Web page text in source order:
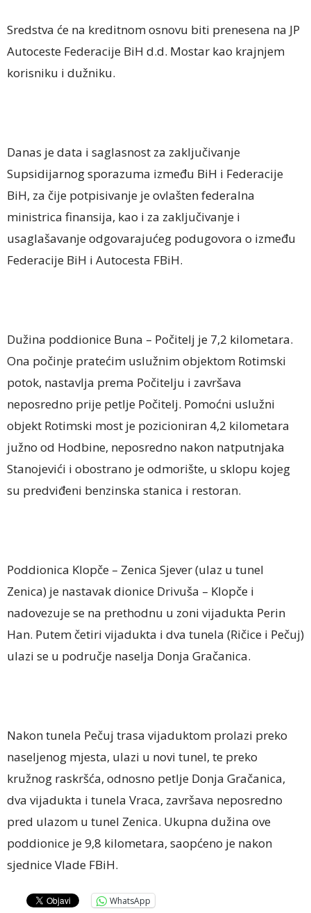
Sredstva će na kreditnom osnovu biti prenesena na JP
Autoceste Federacije BiH d.d. Mostar kao krajnjem
korisniku i dužniku.
Danas je data i saglasnost za zaključivanje
Supsidijarnog sporazuma između BiH i Federacije
BiH, za čije potpisivanje je ovlašten federalna
ministrica finansija, kao i za zaključivanje i
usaglašavanje odgovarajućeg podugovora o između
Federacije BiH i Autocesta FBiH.
Dužina poddionice Buna – Počitelj je 7,2 kilometara.
Ona počinje pratećim uslužnim objektom Rotimski
potok, nastavlja prema Počitelju i završava
neposredno prije petlje Počitelj. Pomoćni uslužni
objekt Rotimski most je pozicioniran 4,2 kilometara
južno od Hodbine, neposredno nakon natputnjaka
Stanojevići i obostrano je odmorište, u sklopu kojeg
su predviđeni benzinska stanica i restoran.
Poddionica Klopče – Zenica Sjever (ulaz u tunel
Zenica) je nastavak dionice Drivuša – Klopče i
nadovezuje se na prethodnu u zoni vijadukta Perin
Han. Putem četiri vijadukta i dva tunela (Ričice i Pečuj)
ulazi se u područje naselja Donja Gračanica.
Nakon tunela Pečuj trasa vijaduktom prolazi preko
naseljenog mjesta, ulazi u novi tunel, te preko
kružnog raskršća, odnosno petlje Donja Gračanica,
dva vijadukta i tunela Vraca, završava neposredno
pred ulazom u tunel Zenica. Ukupna dužina ove
poddionice je 9,8 kilometara, saopćeno je nakon
sjednice Vlade FBiH.
WhatsApp